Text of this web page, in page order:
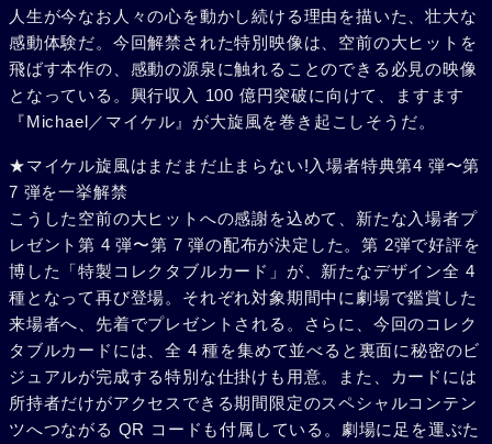
人生が今なお人々の心を動かし続ける理由を描いた、壮大な
感動体験だ。今回解禁された特別映像は、空前の大ヒットを
飛ばす本作の、感動の源泉に触れることのできる必見の映像
となっている。興行収入 100 億円突破に向けて、ますます
『Michael／マイケル』が大旋風を巻き起こしそうだ。
★マイケル旋風はまだまだ止まらない!入場者特典第4 弾〜第
7 弾を一挙解禁
こうした空前の大ヒットへの感謝を込めて、新たな入場者プ
レゼント第 4 弾〜第 7 弾の配布が決定した。第 2弾で好評を
博した「特製コレクタブルカード」が、新たなデザイン全 4
種となって再び登場。それぞれ対象期間中に劇場で鑑賞した
来場者へ、先着でプレゼントされる。さらに、今回のコレク
タブルカードには、全 4 種を集めて並べると裏面に秘密のビ
ジュアルが完成する特別な仕掛けも用意。また、カードには
所持者だけがアクセスできる期間限定のスペシャルコンテン
ツへつながる QR コードも付属している。劇場に足を運ぶた